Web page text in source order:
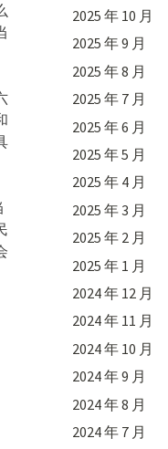
2025 年 10 月
2025 年 9 月
2025 年 8 月
2025 年 7 月
2025 年 6 月
2025 年 5 月
2025 年 4 月
2025 年 3 月
2025 年 2 月
2025 年 1 月
2024 年 12 月
2024 年 11 月
2024 年 10 月
2024 年 9 月
2024 年 8 月
2024 年 7 月